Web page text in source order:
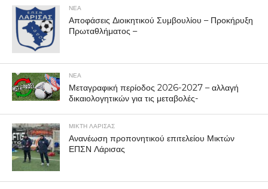
ΝΕΑ
Αποφάσεις Διοικητικού Συμβουλίου – Προκήρυξη
Πρωταθλήματος –
ΝΕΑ
Μεταγραφική περίοδος 2026-2027 – αλλαγή
δικαιολογητικών για τις μεταβολές-
ΜΙΚΤΗ ΛΑΡΙΣΑΣ
Ανανέωση προπονητικού επιτελείου Μικτών
ΕΠΣΝ Λάρισας